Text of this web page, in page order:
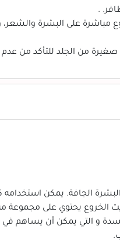
.
مباشرة على البشرة
صغيرة من الجلد للتأكد
البشرة الجافة. يمكن
الخروع يحتوي على مجموعة
و التي يمكن أن يساهم